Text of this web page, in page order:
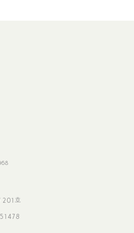
201호
51478